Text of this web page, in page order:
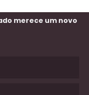
merece um novo